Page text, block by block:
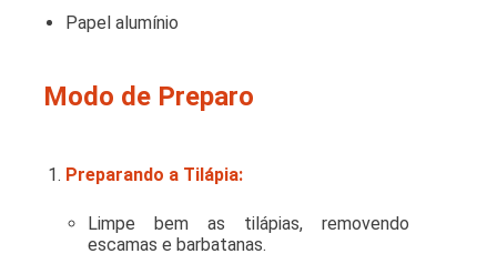
Papel alumínio
Modo de Preparo
Preparando a Tilápia:
Limpe bem as tilápias, removendo
escamas e barbatanas.